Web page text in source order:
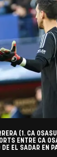
(1. CA
ENTRE CA
DE EL SADAR EN